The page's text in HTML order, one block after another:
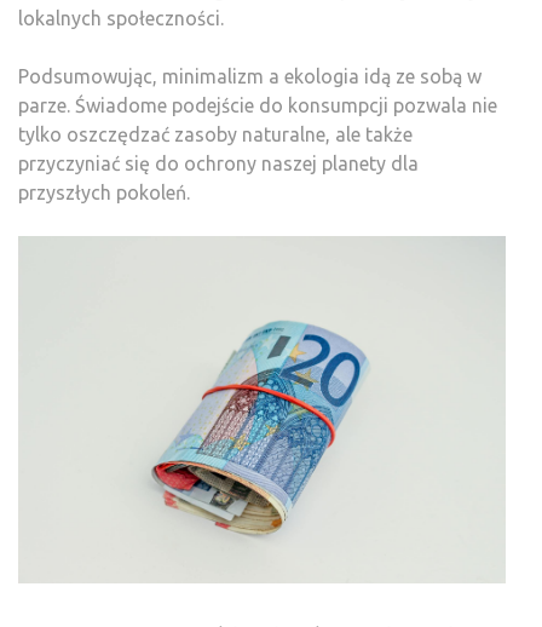
lokalnych społeczności.
Podsumowując, minimalizm a ekologia idą ze sobą w
parze. Świadome podejście do konsumpcji pozwala nie
tylko oszczędzać zasoby naturalne, ale także
przyczyniać się do ochrony naszej planety dla
przyszłych pokoleń.